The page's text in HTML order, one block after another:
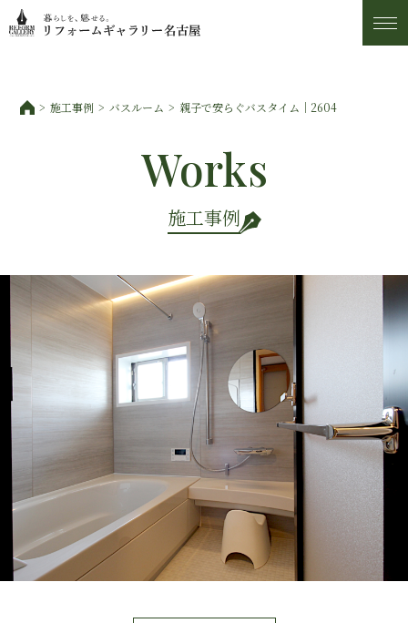
アフター・保証サービス
ショールーム・アクセス
スタッフ紹介
運営会社情報
来店予約
お問い合わせ
施工事例 バスルーム 親子で安らぐバスタイム｜2604
施工事例
Works